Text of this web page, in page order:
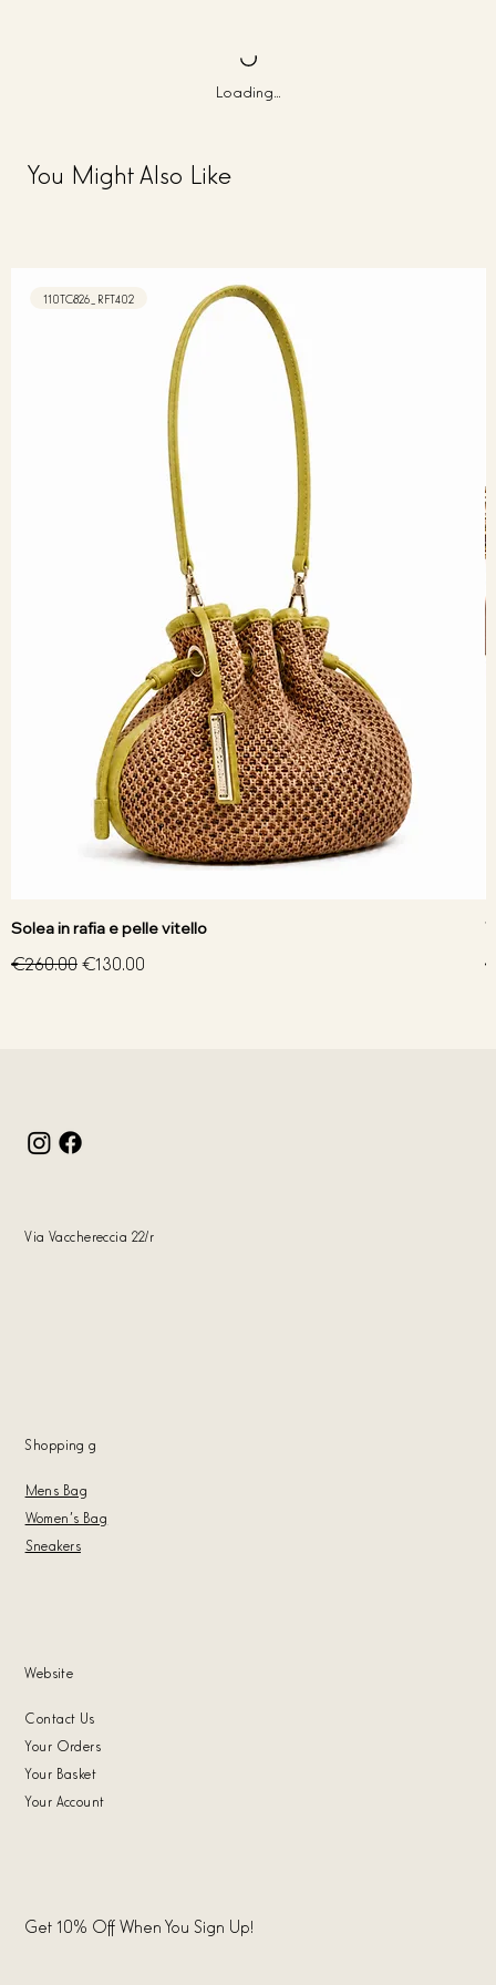
Loading…
You Might Also Like
110TC826_RFT402
Solea in rafia e pelle vitello
Regular Price
€260.00Sale Price
€130.00
Via Vacchereccia 22/r
Shopping g
Mens Bag
Women's Bag
Sneakers
Website
Contact Us
Your Orders
Your Basket
Your Account
Get 10% Off When You Sign Up!